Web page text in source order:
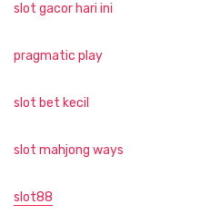
slot gacor hari ini
pragmatic play
slot bet kecil
slot mahjong ways
slot88